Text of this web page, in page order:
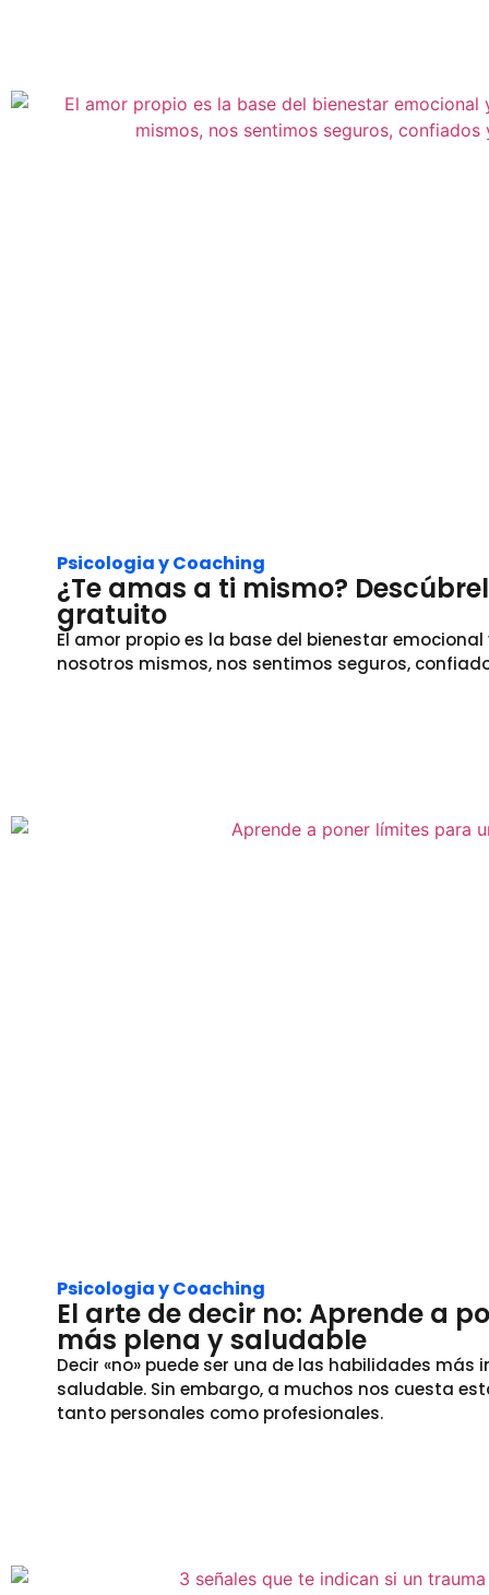
Psicologia y Coaching
¿Te amas a ti mismo?
gratuito
El amor propio es la base del bienestar
nosotros mismos, nos sentimos seguros,
Psicologia y Coaching
El arte de decir no: Aprende a
más plena y saludable
Decir «no» puede ser una de las habilidades
saludable. Sin embargo, a muchos nos cuesta
tanto personales como profesionales.